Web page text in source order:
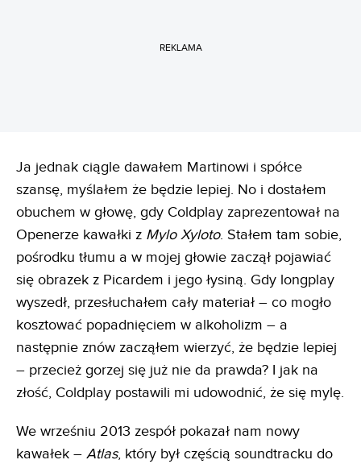
REKLAMA
Ja jednak ciągle dawałem Martinowi i spółce
szansę, myślałem że będzie lepiej. No i dostałem
obuchem w głowę, gdy Coldplay zaprezentował na
Openerze kawałki z Mylo Xyloto. Stałem tam sobie,
pośrodku tłumu a w mojej głowie zaczął pojawiać
się obrazek z Picardem i jego łysiną. Gdy longplay
wyszedł, przesłuchałem cały materiał – co mogło
kosztować popadnięciem w alkoholizm – a
następnie znów zacząłem wierzyć, że będzie lepiej
– przecież gorzej się już nie da prawda? I jak na
złość, Coldplay postawili mi udowodnić, że się mylę.
We wrześniu 2013 zespół pokazał nam nowy
kawałek – Atlas, który był częścią soundtracku do